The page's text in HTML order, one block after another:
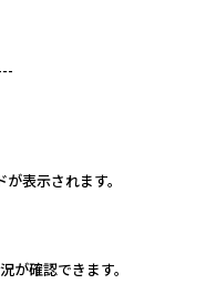
表示されます。
確認できます。